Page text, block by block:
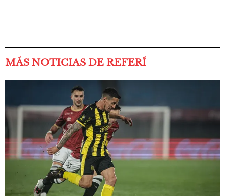
MÁS NOTICIAS DE REFERÍ